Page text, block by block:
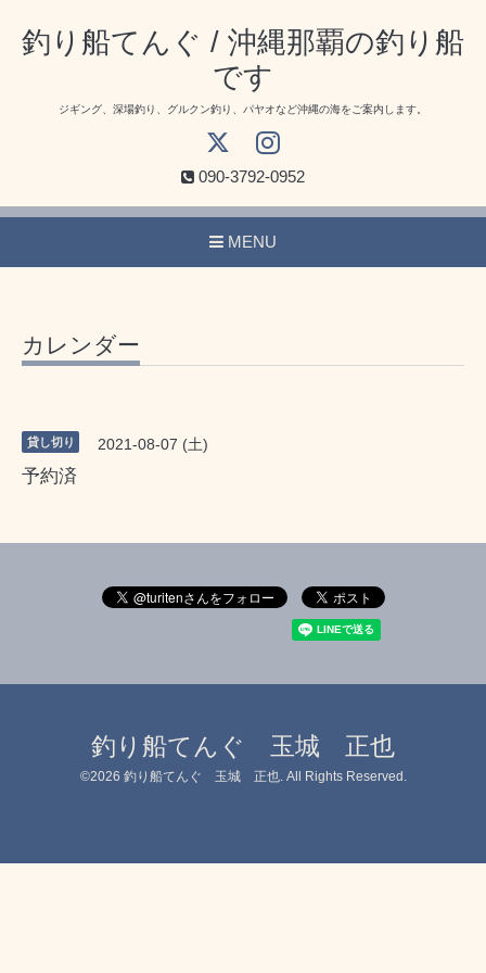
釣り船てんぐ / 沖縄那覇の釣り船
です
ジギング、深場釣り、グルクン釣り、パヤオなど沖縄の海をご案内します。
090-3792-0952
MENU
カレンダー
貸し切り 2021-08-07 (土)
予約済
釣り船てんぐ 玉城 正也
©2026 釣り船てんぐ 玉城 正也. All Rights Reserved.